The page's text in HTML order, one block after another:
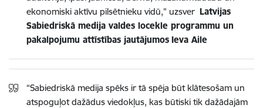
ekonomiski aktīvu pilsētnieku vidū,” uzsver Latvijas
Sabiedriskā medija valdes locekle programmu un
pakalpojumu attīstības jautājumos Ieva Aile
“Sabiedriskā medija spēks ir tā spēja būt klātesošam un
atspoguļot dažādus viedokļus, kas būtiski tik dažādajām